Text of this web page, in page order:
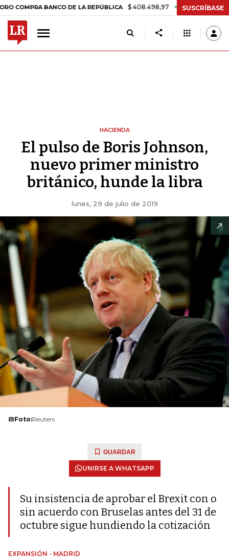
BANCO DE LA REPÚBLICA $ 408.498,97 +$ 8.753,81 +2,19%
SUSCRÍBASE
HACIENDA
El pulso de Boris Johnson,
nuevo primer ministro
británico, hunde la libra
lunes, 29 de julio de 2019
Foto:Reuters
GUARDAR
UNIRSE A WHATSAPP
Su insistencia de aprobar el Brexit con o
sin acuerdo con Bruselas antes del 31 de
octubre sigue hundiendo la cotización
EXPANSIÓN - MADRID